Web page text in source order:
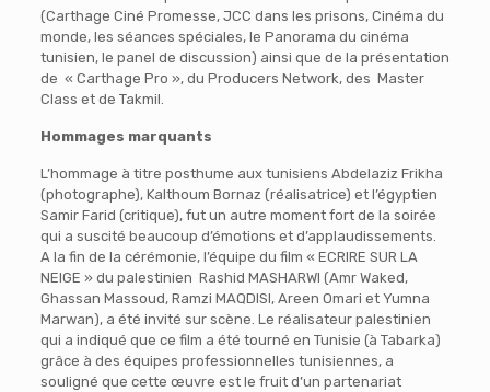
(Carthage Ciné Promesse, JCC dans les prisons, Cinéma du
monde, les séances spéciales, le Panorama du cinéma
tunisien, le panel de discussion) ainsi que de la présentation
de « Carthage Pro », du Producers Network, des Master
Class et de Takmil.
Hommages marquants
L’hommage à titre posthume aux tunisiens Abdelaziz Frikha
(photographe), Kalthoum Bornaz (réalisatrice) et l’égyptien
Samir Farid (critique), fut un autre moment fort de la soirée
qui a suscité beaucoup d’émotions et d’applaudissements.
A la fin de la cérémonie, l’équipe du film « ECRIRE SUR LA
NEIGE » du palestinien Rashid MASHARWI (Amr Waked,
Ghassan Massoud, Ramzi MAQDISI, Areen Omari et Yumna
Marwan), a été invité sur scène. Le réalisateur palestinien
qui a indiqué que ce film a été tourné en Tunisie (à Tabarka)
grâce à des équipes professionnelles tunisiennes, a
souligné que cette œuvre est le fruit d’un partenariat